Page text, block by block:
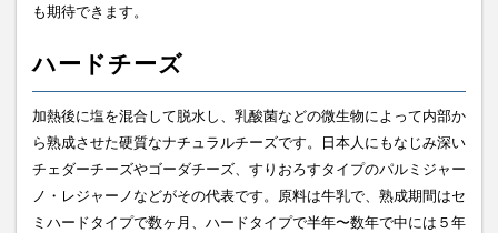
も期待できます。
ハードチーズ
加熱後に塩を混合して脱水し、乳酸菌などの微生物によって内部か
ら熟成させた硬質なナチュラルチーズです。日本人にもなじみ深い
チェダーチーズやゴーダチーズ、すりおろすタイプのパルミジャー
ノ・レジャーノなどがその代表です。原料は牛乳で、熟成期間はセ
ミハードタイプで数ヶ月、ハードタイプで半年〜数年で中には５年